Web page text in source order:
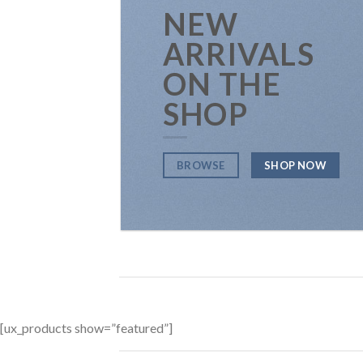
NEW
ARRIVALS
ON THE
SHOP
BROWSE SHOP NOW
[ux_products show=”featured”]